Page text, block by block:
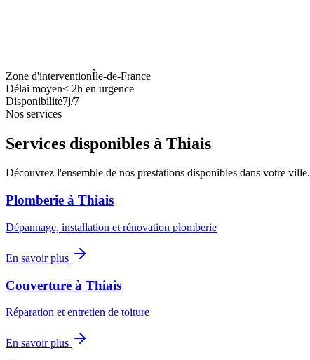
Zone d'interventionÎle-de-France
Délai moyen< 2h en urgence
Disponibilité7j/7
Nos services
Services disponibles à Thiais
Découvrez l'ensemble de nos prestations disponibles dans votre ville.
Plomberie à Thiais
Dépannage, installation et rénovation plomberie
En savoir plus
Couverture à Thiais
Réparation et entretien de toiture
En savoir plus